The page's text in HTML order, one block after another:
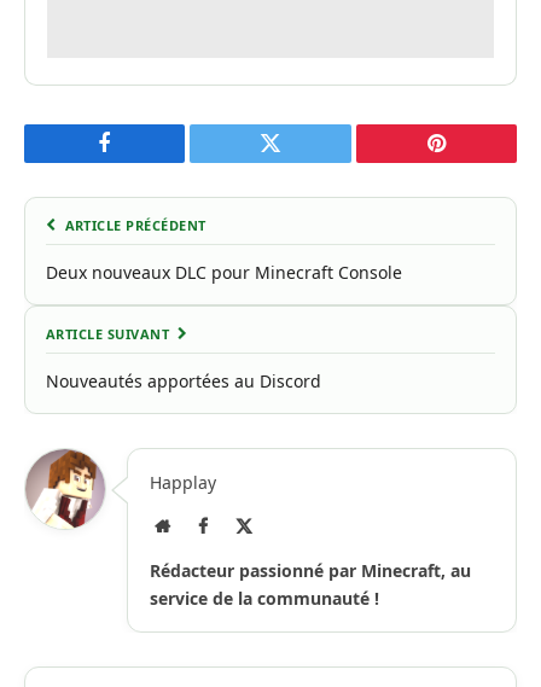
Facebook Twitter Pinterest
ARTICLE PRÉCÉDENT
Deux nouveaux DLC pour Minecraft Console
ARTICLE SUIVANT
Nouveautés apportées au Discord
Happlay
Site
Facebook
Rédacteur passionné par Minecraft, au
service de la communauté !